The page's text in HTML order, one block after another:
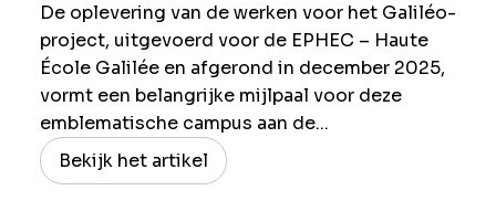
De oplevering van de werken voor het Galiléo-
project, uitgevoerd voor de EPHEC – Haute
École Galilée en afgerond in december 2025,
vormt een belangrijke mijlpaal voor deze
emblematische campus aan de...
Bekijk het artikel